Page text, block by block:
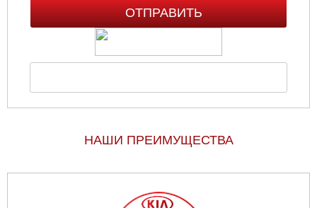
НАШИ ПРЕИМУЩЕСТВА